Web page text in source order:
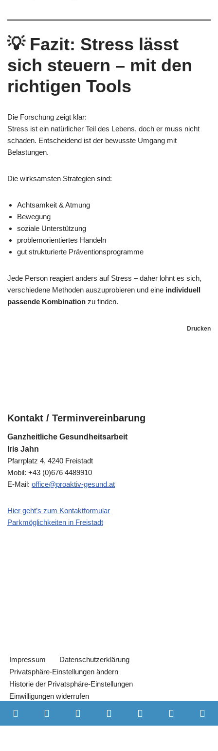
💡 Fazit: Stress lässt
sich steuern – mit den
richtigen Tools
Die Forschung zeigt klar:
Stress ist ein natürlicher Teil des Lebens, doch er muss nicht
schaden. Entscheidend ist der bewusste Umgang mit
Belastungen.
Die wirksamsten Strategien sind:
Achtsamkeit & Atmung
Bewegung
soziale Unterstützung
problemorientiertes Handeln
gut strukturierte Präventionsprogramme
Jede Person reagiert anders auf Stress – daher lohnt es sich,
verschiedene Methoden auszuprobieren und eine individuell
passende Kombination zu finden.
Drucken
Kontakt / Terminvereinbarung
Ganzheitliche Gesundheitsarbeit
Iris Jahn
Pfarrplatz 4, 4240 Freistadt
Mobil: +43 (0)676 4489910
E-Mail: office@proaktiv-gesund.at
Hier geht’s zum Kontaktformular
Parkmöglichkeiten in Freistadt
Impressum
Datenschutzerklärung
Privatsphäre-Einstellungen ändern
Historie der Privatsphäre-Einstellungen
Einwilligungen widerrufen
© Mag. Iris Jahn, MBA